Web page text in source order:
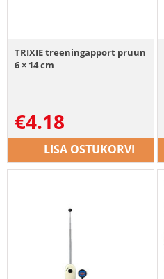
TRIXIE treeningapport pruun
6 × 14 cm
€4.18
LISA OSTUKORVI